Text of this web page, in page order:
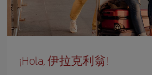
¡Hola, 伊拉克利翁!